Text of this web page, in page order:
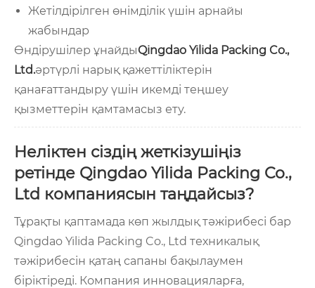
Жетілдірілген өнімділік үшін арнайы
жабындар
Өндірушілер ұнайдыQingdao Yilida Packing Co.,
Ltd.әртүрлі нарық қажеттіліктерін
қанағаттандыру үшін икемді теңшеу
қызметтерін қамтамасыз ету.
Неліктен сіздің жеткізушіңіз
ретінде Qingdao Yilida Packing Co.,
Ltd компаниясын таңдайсыз?
Тұрақты қаптамада көп жылдық тәжірибесі бар
Qingdao Yilida Packing Co., Ltd техникалық
тәжірибесін қатаң сапаны бақылаумен
біріктіреді. Компания инновацияларға,